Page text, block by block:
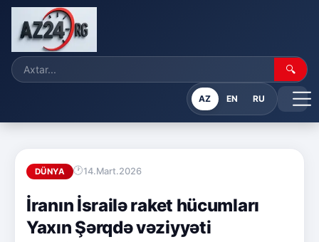
🔍
AZ EN RU
DÜNYA 14.Mart.2026
İranın İsrailə raket hücumları
Yaxın Şərqdə vəziyyəti